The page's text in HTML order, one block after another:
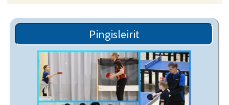
Pingisleirit